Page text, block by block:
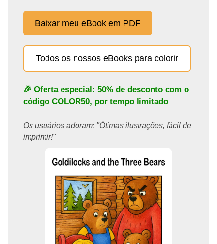
Baixar meu eBook em PDF
Todos os nossos eBooks para colorir
🎉 Oferta especial: 50% de desconto com o
código COLOR50, por tempo limitado
Os usuários adoram: "Ótimas ilustrações, fácil de
imprimir!"